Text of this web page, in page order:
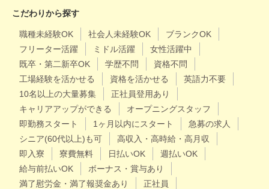
こだわりから探す
職種未経験OK 社会人未経験OK
ブランクOK
フリーター活躍
ミドル活躍
女性活躍中
既卒・第二新卒OK
学歴不問
資格不問
工場経験を活かせる
資格を活かせる
英語力不要
10名以上の大量募集
正社員登用あり
キャリアアップができる
オープニングスタッフ
即勤務スタート
1ヶ月以内にスタート
急募の求人
シニア(60代以上)も可
高収入・高時給・高月収
即入寮
寮費無料 日払いOK
週払いOK
給与前払いOK
ボーナス・賞与あり
満了慰労金・満了報奨金あり
正社員